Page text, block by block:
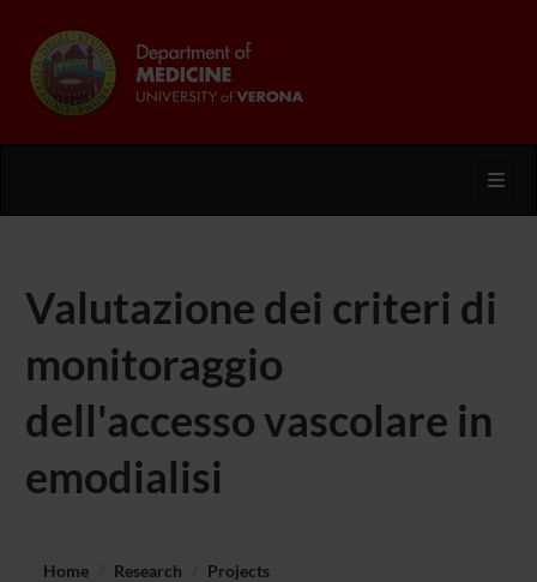
Valutazione dei criteri di
monitoraggio
dell'accesso vascolare in
emodialisi
Home Research
Projects